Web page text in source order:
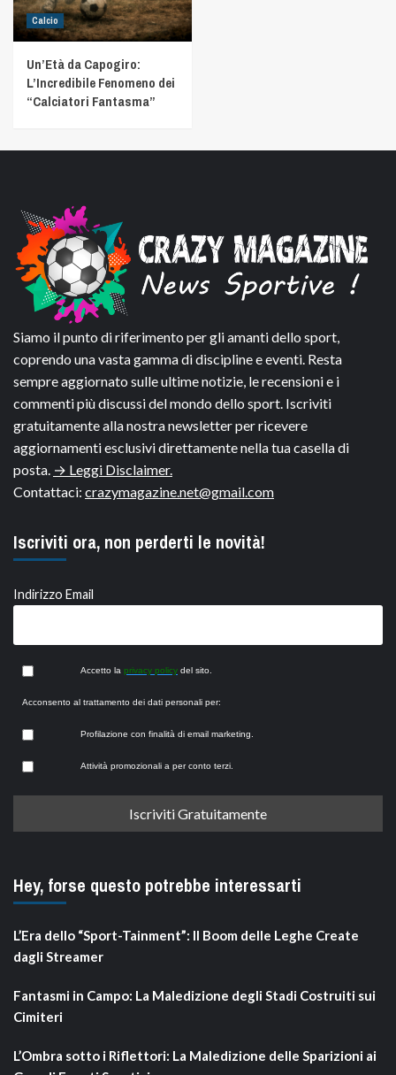
Calcio
Un’Età da Capogiro:
L’Incredibile Fenomeno dei
“Calciatori Fantasma”
Siamo il punto di riferimento per gli amanti dello sport,
coprendo una vasta gamma di discipline e eventi. Resta
sempre aggiornato sulle ultime notizie, le recensioni e i
commenti più discussi del mondo dello sport. Iscriviti
gratuitamente alla nostra newsletter per ricevere
aggiornamenti esclusivi direttamente nella tua casella di
posta. → Leggi Disclaimer.
Contattaci: crazymagazine.net@gmail.com
Iscriviti ora, non perderti le novità!
Indirizzo Email
Accetto la privacy policy del sito.
Acconsento al trattamento dei dati personali per:
Profilazione con finalità di email marketing.
Attività promozionali a per conto terzi.
Hey, forse questo potrebbe interessarti
L’Era dello “Sport-Tainment”: Il Boom delle Leghe Create
dagli Streamer
Fantasmi in Campo: La Maledizione degli Stadi Costruiti sui
Cimiteri
L’Ombra sotto i Riflettori: La Maledizione delle Sparizioni ai